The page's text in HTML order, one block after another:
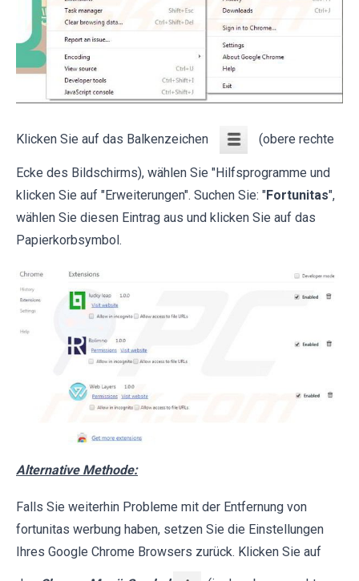
Klicken Sie auf das Balkenzeichen (obere rechte
Ecke des Bildschirms), wählen Sie "Hilfsprogramme und
klicken Sie auf "Erweiterungen". Suchen Sie: "Fortunitas",
wählen Sie diesen Eintrag aus und klicken Sie auf das
Papierkorbsymbol.
Alternative Methode:
Falls Sie weiterhin Probleme mit der Entfernung von
fortunitas werbung haben, setzen Sie die Einstellungen
Ihres Google Chrome Browsers zurück. Klicken Sie auf